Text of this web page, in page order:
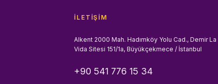
İLETIŞIM
Alkent 2000 Mah. Hadımköy Yolu Cad., Demir La
Vida Sitesi 151/1a, Büyükçekmece / İstanbul
+90 541 776 15 34